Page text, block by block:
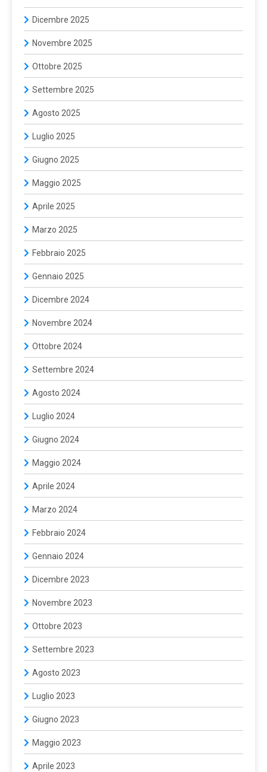
Dicembre 2025
Novembre 2025
Ottobre 2025
Settembre 2025
Agosto 2025
Luglio 2025
Giugno 2025
Maggio 2025
Aprile 2025
Marzo 2025
Febbraio 2025
Gennaio 2025
Dicembre 2024
Novembre 2024
Ottobre 2024
Settembre 2024
Agosto 2024
Luglio 2024
Giugno 2024
Maggio 2024
Aprile 2024
Marzo 2024
Febbraio 2024
Gennaio 2024
Dicembre 2023
Novembre 2023
Ottobre 2023
Settembre 2023
Agosto 2023
Luglio 2023
Giugno 2023
Maggio 2023
Aprile 2023